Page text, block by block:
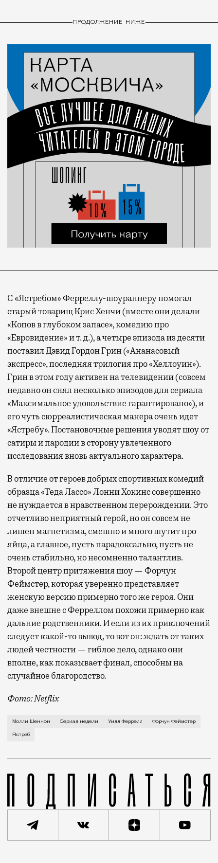
ПРОДОЛЖЕНИЕ НИЖЕ
С «Ястребом» Ферреллу-шоураннеру помогал
старый товарищ Крис Хенчи (вместе они делали
«Копов в глубоком запасе», комедию про
«Евровидение» и т. д.), а четыре эпизода из десяти
поставил Дэвид Гордон Грин («Ананасовый
экспресс», последняя трилогия про «Хеллоуин»).
Грин в этом году активен на телевидении (совсем
недавно он снял несколько эпизодов для сериала
«Максимальное удовольствие гарантировано»), и
его чуть сюрреалистическая манера очень идет
«Ястребу». Постановочные решения уводят шоу от
сатиры и пародии в сторону увлеченного
исследования вновь актуального характера.
В отличие от героев добрых спортивных комедий
образца «Теда Лассо» Лонни Хокинс совершенно
не нуждается в нравственном перерождении. Это
отчетливо неприятный герой, но он совсем не
лишен магнетизма, смешно и много шутит про
яйца, а главное, пусть парадоксально, пусть не
очень стабильно, но несомненно талантлив.
Второй центр притяжения шоу — Форчун
Феймстер, которая уверенно представляет
женскую версию примерно того же героя. Они
даже внешне с Ферреллом похожи примерно как
дальние родственники. И если из их приключений
следует какой-то вывод, то вот он: ждать от таких
людей честности — гиблое дело, однако они
вполне, как показывает финал, способны на
случайное благородство.
Фото: Netflix
Когда-то Лонни Хокинс (Уилл Феррелл) был
Молли Шеннон Сериал недели Уилл Феррелл Форчун Феймстер
Ястреб